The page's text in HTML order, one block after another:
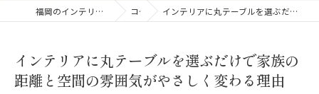
福岡のインテリアならマスダホームリビング コラム インテリアに丸テーブルを選ぶだけで家族の距離と空間の雰囲気がやさしく変わる理由
インテリアに丸テーブルを選ぶだけで家族の
距離と空間の雰囲気がやさしく変わる理由